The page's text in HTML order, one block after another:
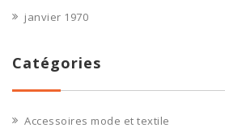
janvier 1970
Catégories
Accessoires mode et textile